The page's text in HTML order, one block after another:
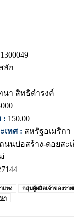
ลัก
นา สิทธิดำรงค์
: 150.00
เทศ : สหรัฐอเมริกา
นนบ่อสร้าง-ดอยสะ
แพง กลุ่มผู้ผลิตเจ้าของราย
ๆ